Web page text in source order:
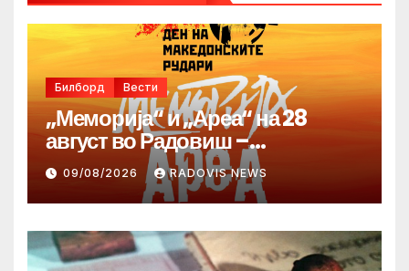
Билборд Вести
„Меморија“ и „Ареа“ на 28
август во Радовиш –
продолжува традицијата за
Денот на македонските рудари
09/08/2026 RADOVIS NEWS